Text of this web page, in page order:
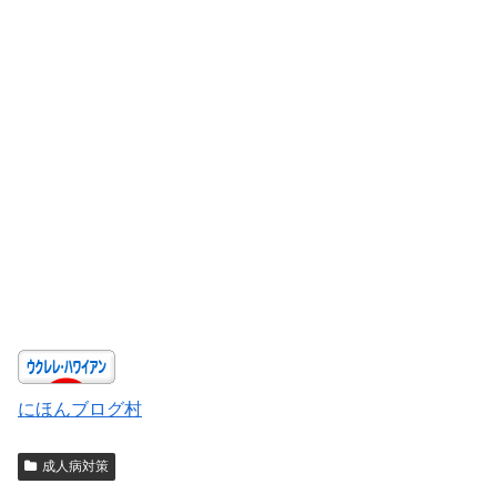
にほんブログ村
成人病対策